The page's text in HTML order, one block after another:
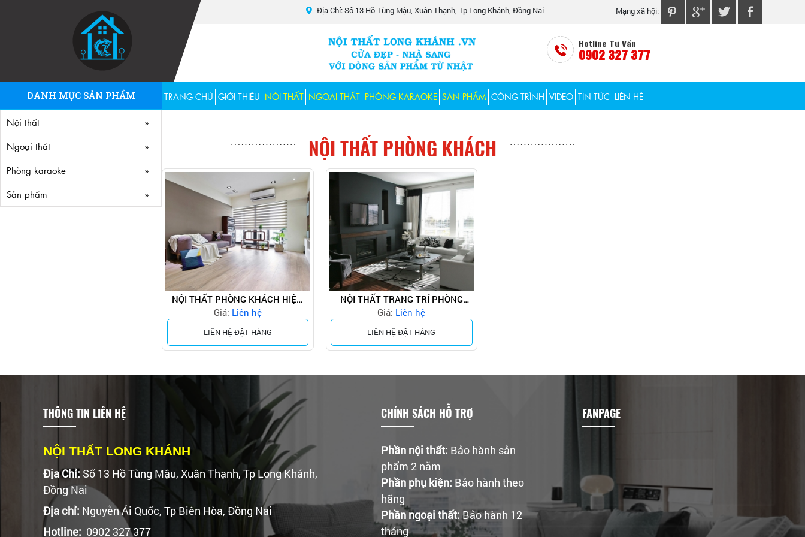
Địa Chỉ: Số 13 Hồ Tùng Mậu, Xuân Thạnh, Tp Long Khánh, Đồng Nai Mạng xã hội:
Hotline Tư Vấn
0902 327 377
DANH MỤC SẢN PHẨM
Nội thất
Ngoại thất
Phòng karaoke
Sản phẩm
TRANG CHỦ GIỚI THIỆU NỘI THẤT NGOẠI THẤT PHÒNG KARAOKE SẢN PHẨM CÔNG TRÌNH VIDEO TIN TỨC LIÊN HỆ
NỘI THẤT PHÒNG KHÁCH
NỘI THẤT PHÒNG KHÁCH HIỆN
ĐẠI
Giá: Liên hệ
LIÊN HỆ ĐẶT HÀNG
NỘI THẤT TRANG TRÍ PHÒNG
KHÁCH
Giá: Liên hệ
LIÊN HỆ ĐẶT HÀNG
THÔNG TIN LIÊN HỆ
NỘI THẤT LONG KHÁNH
Địa Chỉ: Số 13 Hồ Tùng Mậu, Xuân Thạnh, Tp Long Khánh,
Đồng Nai
Địa chỉ: Nguyễn Ái Quốc, Tp Biên Hòa, Đồng Nai
Hotline: 0902 327 377
CHÍNH SÁCH HỖ TRỢ
Phần nội thất: Bảo hành sản
phẩm 2 năm
Phần phụ kiện: Bảo hành theo
hãng
Phần ngoại thất: Bảo hành 12
tháng
FANPAGE